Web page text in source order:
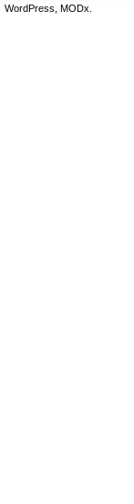
WordPress, MODx.